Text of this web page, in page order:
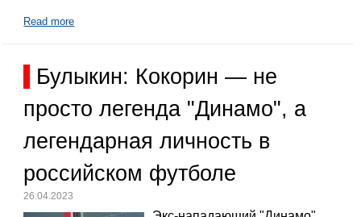
Read more
Булыкин: Кокорин — не
просто легенда "Динамо", а
легендарная личность в
российском футболе
26.04.2023